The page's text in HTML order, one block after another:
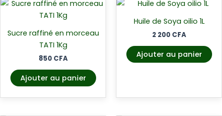
Sucre raffiné en morceau
TATI 1Kg
850 CFA
Ajouter au panier
Huile de Soya oilio 1L
2 200 CFA
Ajouter au panier